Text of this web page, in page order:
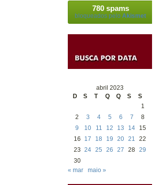
780 spams
bloqueados pelo Akismet
abril 2023
D
S T Q Q S
S
1
2
3 4 5 6 7
8
9
10 11 12 13 14
15
16
17 18 19 20 21
22
23 24 25 26 27 28 29
30
« mar
maio »